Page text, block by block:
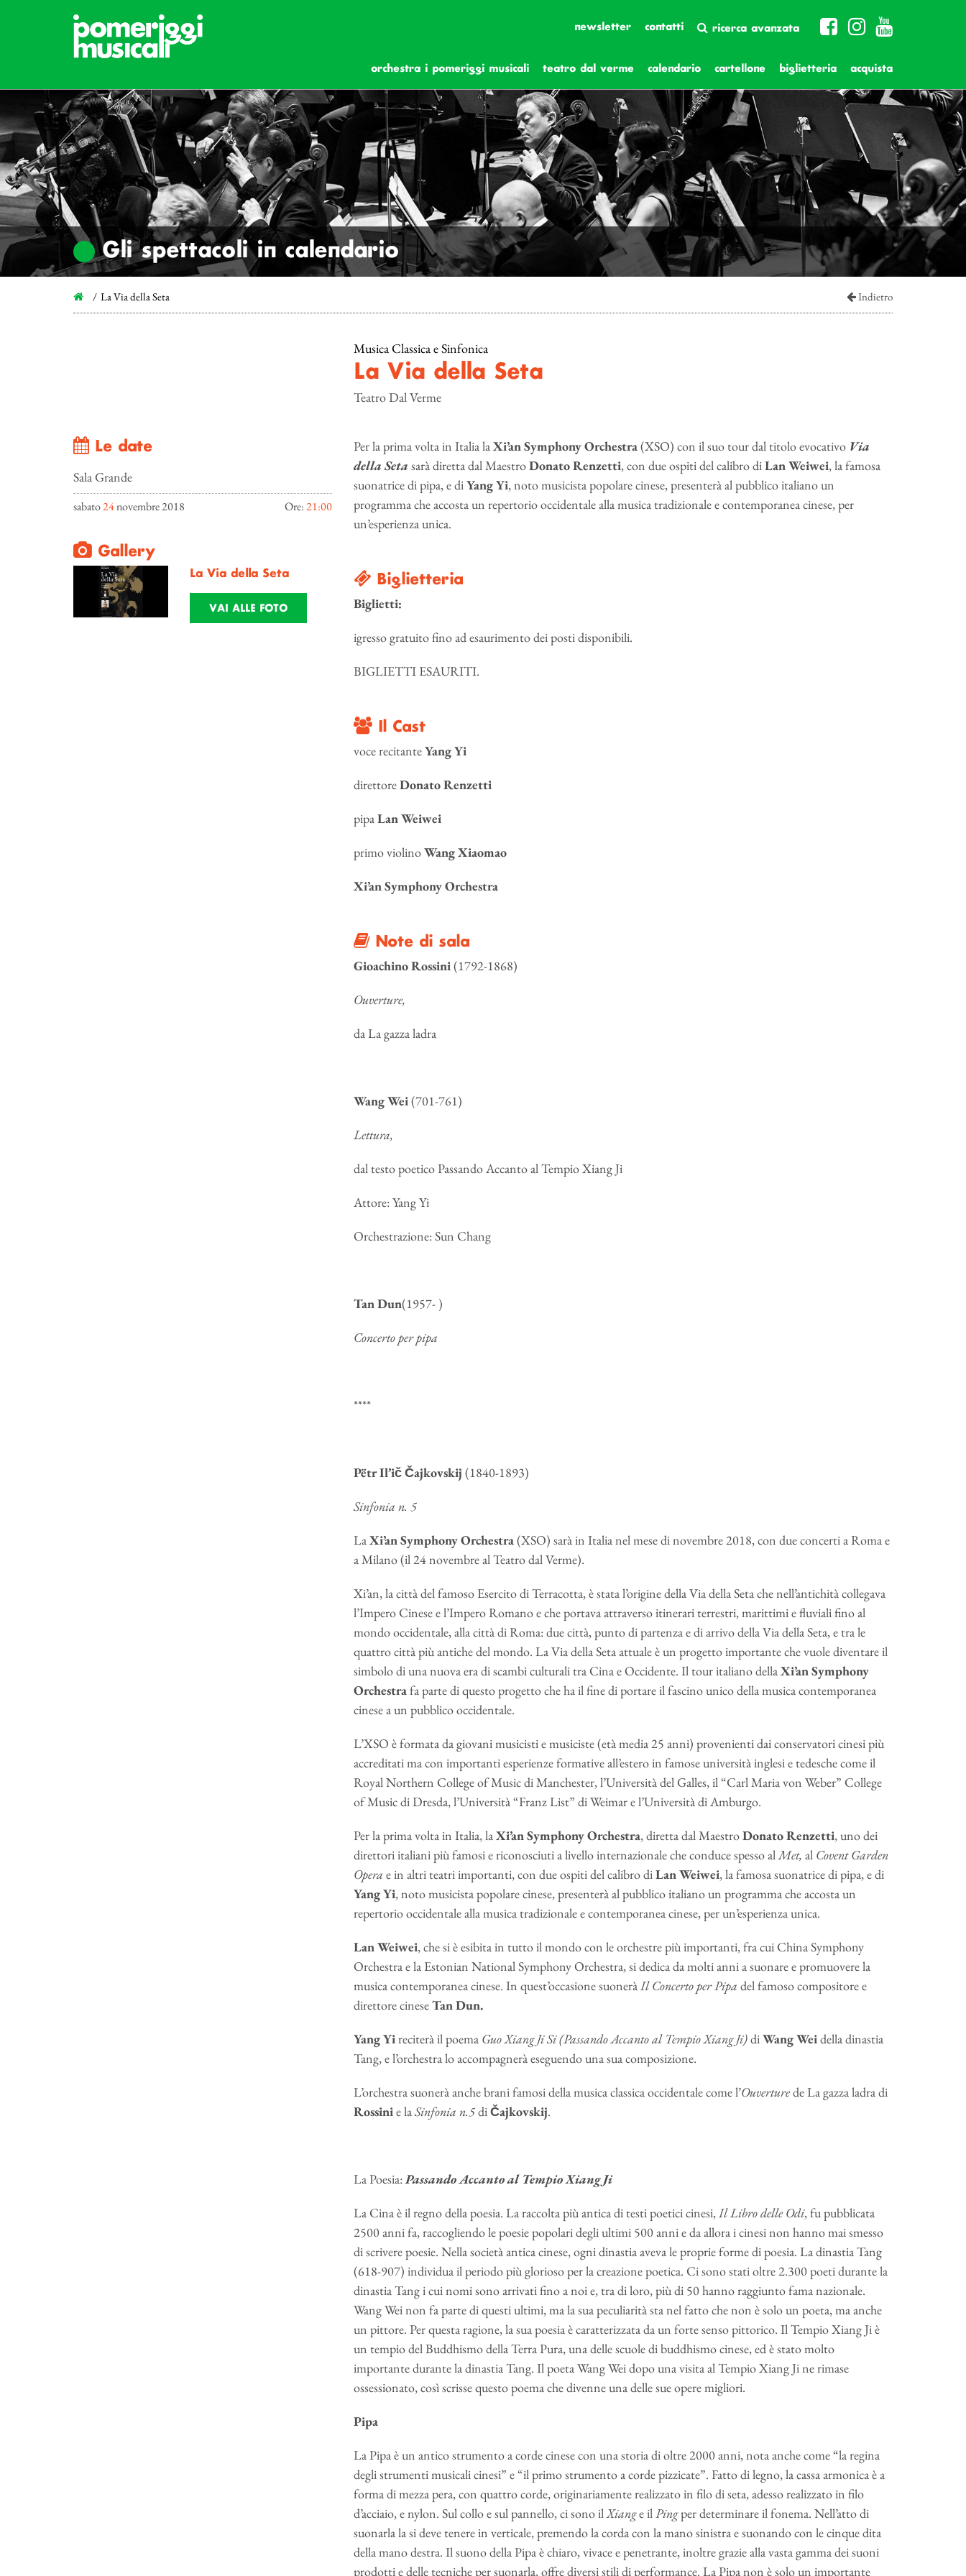
newsletter contatti ricerca avanzata
orchestra i pomeriggi musicali teatro dal verme calendario cartellone biglietteria acquista
Gli spettacoli in calendario
La Via della Seta Indietro
Le date
Sala Grande
sabato24novembre 2018 Ore:21:00
Gallery
La Via della Seta
VAI ALLE FOTO
Musica Classica e Sinfonica
La Via della Seta
Teatro Dal Verme
Per la prima volta in Italia laXi’an Symphony Orchestra(XSO) con il suo tour dal titolo evocativo Via
della Seta sarà diretta dal MaestroDonato Renzetti, con due ospiti del calibro diLan Weiwei, la famosa
suonatrice di pipa, e diYang Yi, noto musicista popolare cinese, presenterà al pubblico italiano un
programma che accosta un repertorio occidentale alla musica tradizionale e contemporanea cinese, per
un’esperienza unica.
Biglietteria
Biglietti:
igresso gratuito fino ad esaurimento dei posti disponibili.
BIGLIETTI ESAURITI.
Il Cast
voce recitanteYang Yi
direttoreDonato Renzetti
pipaLan Weiwei
primo violinoWang Xiaomao
Xi’an Symphony Orchestra
Note di sala
Gioachino Rossini(1792-1868)
Ouverture,
da La gazza ladra
Wang Wei(701-761)
Lettura,
dal testo poetico Passando Accanto al Tempio Xiang Ji
Attore: Yang Yi
Orchestrazione: Sun Chang
Tan Dun(1957- )
Concerto per pipa
****
Pëtr Il’ič Čajkovskij (1840-1893)
Sinfonia n. 5
LaXi’an Symphony Orchestra(XSO) sarà in Italia nel mese di novembre 2018, con due concerti a Roma e
a Milano (il 24 novembre al Teatro dal Verme).
Xi’an, la città del famoso Esercito di Terracotta, è stata l’origine della Via della Seta che nell’antichità collegava
l’Impero Cinese e l’Impero Romano e che portava attraverso itinerari terrestri, marittimi e fluviali fino al
mondo occidentale, alla città di Roma: due città, punto di partenza e di arrivo della Via della Seta, e tra le
quattro città più antiche del mondo. La Via della Seta attuale è un progetto importante che vuole diventare il
simbolo di una nuova era di scambi culturali tra Cina e Occidente. Il tour italiano dellaXi’an Symphony
Orchestrafa parte di questo progetto che ha il fine di portare il fascino unico della musica contemporanea
cinese a un pubblico occidentale.
L’XSO è formata da giovani musicisti e musiciste (età media 25 anni) provenienti dai conservatori cinesi più
accreditati ma con importanti esperienze formative all’estero in famose università inglesi e tedesche come il
Royal Northern College of Music di Manchester, l’Università del Galles, il “Carl Maria von Weber” College
of Music di Dresda, l’Università “Franz List” di Weimar e l’Università di Amburgo.
Per la prima volta in Italia, laXi’an Symphony Orchestra, diretta dal MaestroDonato Renzetti, uno dei
direttori italiani più famosi e riconosciuti a livello internazionale che conduce spesso alMet, al Covent Garden
Opera e in altri teatri importanti, con due ospiti del calibro diLan Weiwei, la famosa suonatrice di pipa, e di
Yang Yi, noto musicista popolare cinese, presenterà al pubblico italiano un programma che accosta un
repertorio occidentale alla musica tradizionale e contemporanea cinese, per un’esperienza unica.
Lan Weiwei, che si è esibita in tutto il mondo con le orchestre più importanti, fra cui China Symphony
Orchestra e la Estonian National Symphony Orchestra, si dedica da molti anni a suonare e promuovere la
musica contemporanea cinese. In quest’occasione suoneràIl Concerto per Pipa del famoso compositore e
direttore cineseTan Dun.
Yang Yireciterà il poema Guo Xiang Ji Si (Passando Accanto al Tempio Xiang Ji)diWang Weidella dinastia
Tang, e l’orchestra lo accompagnerà eseguendo una sua composizione.
L’orchestra suonerà anche brani famosi della musica classica occidentale come l’Ouverturede La gazza ladra di
Rossinie laSinfonia n.5diČajkovskij.
La Poesia:Passando Accanto al Tempio Xiang Ji
La Cina è il regno della poesia. La raccolta più antica di testi poetici cinesi,Il Libro delle Odi, fu pubblicata
2500 anni fa, raccogliendo le poesie popolari degli ultimi 500 anni e da allora i cinesi non hanno mai smesso
di scrivere poesie. Nella società antica cinese, ogni dinastia aveva le proprie forme di poesia. La dinastia Tang
(618-907) individua il periodo più glorioso per la creazione poetica. Ci sono stati oltre 2.300 poeti durante la
dinastia Tang i cui nomi sono arrivati fino a noi e, tra di loro, più di 50 hanno raggiunto fama nazionale.
Wang Wei non fa parte di questi ultimi, ma la sua peculiarità sta nel fatto che non è solo un poeta, ma anche
un pittore. Per questa ragione, la sua poesia è caratterizzata da un forte senso pittorico. Il Tempio Xiang Ji è
un tempio del Buddhismo della Terra Pura, una delle scuole di buddhismo cinese, ed è stato molto
importante durante la dinastia Tang. Il poeta Wang Wei dopo una visita al Tempio Xiang Ji ne rimase
ossessionato, così scrisse questo poema che divenne una delle sue opere migliori.
Pipa
La Pipa è un antico strumento a corde cinese con una storia di oltre 2000 anni, nota anche come “la regina
degli strumenti musicali cinesi” e “il primo strumento a corde pizzicate”. Fatto di legno, la cassa armonica è a
forma di mezza pera, con quattro corde, originariamente realizzato in filo di seta, adesso realizzato in filo
d’acciaio, e nylon. Sul collo e sul pannello, ci sono ilXiange ilPingper determinare il fonema. Nell’atto di
suonarla la si deve tenere in verticale, premendo la corda con la mano sinistra e suonando con le cinque dita
della mano destra. Il suono della Pipa è chiaro, vivace e penetrante, inoltre grazie alla vasta gamma dei suoni
prodotti e delle tecniche per suonarla, offre diversi stili di performance. La Pipa non è solo un importante